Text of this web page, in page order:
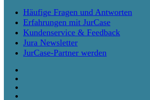
Häufige Fragen und Antworten
Erfahrungen mit JurCase
Kundenservice & Feedback
Jura Newsletter
JurCase-Partner werden